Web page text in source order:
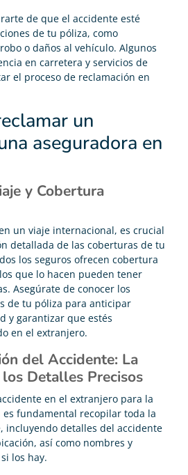
de que el accidente esté
de tu póliza, como
o daños al vehículo. Algunos
en carretera y servicios de
el proceso de reclamación en
un
aseguradora en
y Cobertura
un viaje internacional, es crucial
detallada de las coberturas de tu
los seguros ofrecen cobertura
que lo hacen pueden tener
Asegúrate de conocer los
de tu póliza para anticipar
y garantizar que estés
en el extranjero.
del Accidente: La
Detalles Precisos
en el extranjero para la
es fundamental recopilar toda la
incluyendo detalles del accidente
así como nombres y
los hay.